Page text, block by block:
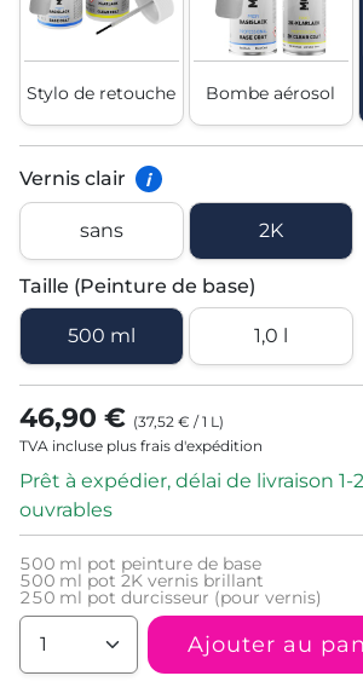
Stylo de retouche Bombe aérosol
Vernis clair i
sans 2K
Taille (Peinture de base)
500 ml 1,0 l
46,90 € (37,52 € /1 L )
TVA incluse plus frais d'expédition
Prêt à expédier, délai de livraison 1-
ouvrables
500 ml pot peinture de base
500 ml pot 2K vernis brillant
250 ml pot durcisseur (pour vernis)
Ajouter au